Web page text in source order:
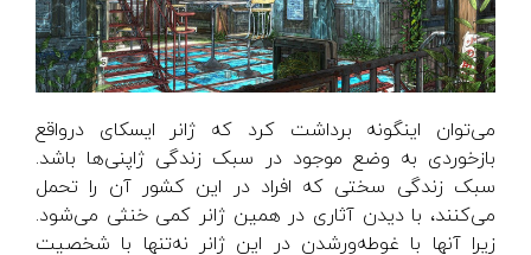
می‌توان اینگونه برداشت کرد که ژانر ایسکای درواقع
بازخوردی به وضع موجود در سبک زندگی ژاپنی‌ها باشد.
سبک زندگی‌ سختی که افراد در این کشور آن را تحمل
می‌کنند، با دیدن آثاری در همین ژانر کمی خنثی می‌شود.
زیرا آنها با غوطه‌ورشدن در این ژانر نه‌تنها با شخصیت